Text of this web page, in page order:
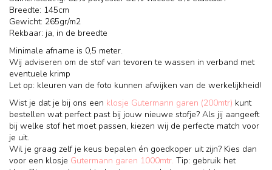
Breedte: 145cm
Gewicht: 265gr/m2
Rekbaar: ja, in de breedte
Minimale afname is 0,5 meter.
Wij adviseren om de stof van tevoren te wassen in verband met
eventuele krimp
Let op: kleuren van de foto kunnen afwijken van de werkelijkheid!
Wist je dat je bij ons een klosje Gutermann garen (200mtr) kunt
bestellen wat perfect past bij jouw nieuwe stofje? Als jij aangeeft
bij welke stof het moet passen, kiezen wij de perfecte match voor
je uit.
Wil je graag zelf je keus bepalen én goedkoper uit zijn? Kies dan
voor een klosje Gutermann garen 1000mtr. Tip: gebruik het